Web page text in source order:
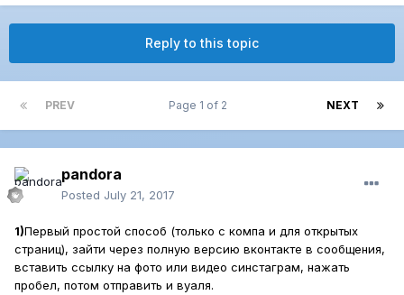
Reply to this topic
PREV NEXT
Page 1 of 2
pandora
Posted July 21, 2017
1)Первый простой способ (только с компа и для открытых
страниц), зайти через полную версию вконтакте в сообщения,
вставить ссылку на фото или видео синстаграм, нажать
пробел, потом отправить и вуаля.